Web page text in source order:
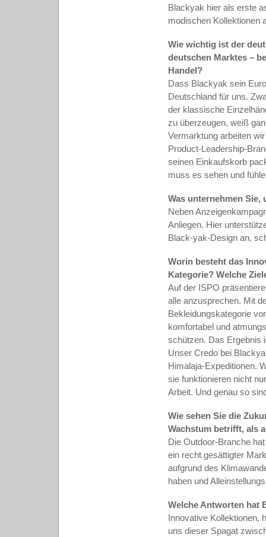
Blackyak hier als erste
modischen Kollektionen
Wie wichtig ist der
deutschen Marktes –
Handel?
Dass Blackyak sein
Deutschland für uns.
der klassische
zu überzeugen, weiß
Vermarktung arbeiten
Product-Leadership-
seinen Einkaufskorb
muss es sehen und
Was unternehmen Sie,
Neben
Anliegen. Hier
Black-yak-Design an,
Worin besteht das
Kategorie? Welche
Auf der ISPO
alle anzusprechen. Mit
Bekleidungskategorie
komfortabel und
schützen. Das Ergebnis
Unser Credo bei
Himalaja-Expeditionen.
sie funktionieren nicht
Arbeit. Und genau so
Wie sehen Sie die
Wachstum betrifft, als
Die Outdoor-Branche
ein recht gesättigter
aufgrund des
haben und
Welche Antworten hat
Innovative Kollektionen,
uns dieser Spagat